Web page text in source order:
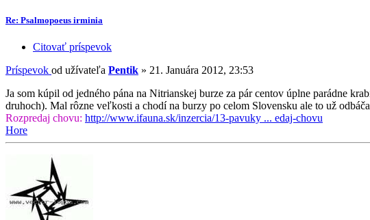
Re: Psalmopoeus irminia
Citovať príspevok
Príspevok od užívateľa Pentik » 21. Januára 2012, 23:53
Ja som kúpil od jedného pána na Nitrianskej burze za pár centov úplne parádne
druhoch). Mal rôzne veľkosti a chodí na burzy po celom Slovensku ale to už
Rozpredaj chovu: http://www.ifauna.sk/inzercia/13-pavuky ... edaj-chovu
Hore